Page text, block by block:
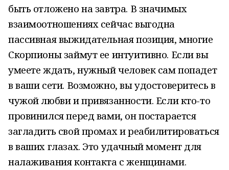
быть отложено на завтра. В значимых
взаимоотношениях сейчас выгодна
пассивная выжидательная позиция, многие
Скорпионы займут ее интуитивно. Если вы
умеете ждать, нужный человек сам попадет
в ваши сети. Возможно, вы удостоверитесь в
чужой любви и привязанности. Если кто-то
провинился перед вами, он постарается
загладить свой промах и реабилитироваться
в ваших глазах. Это удачный момент для
налаживания контакта с женщинами.